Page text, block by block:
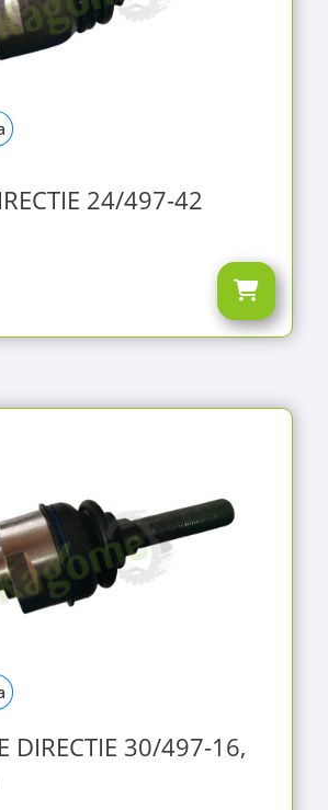
24/497-42
DIRECTIE 30/497-16,